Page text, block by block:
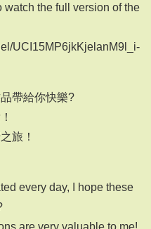
the full version of the
UCI15MP6jkKjelanM9l_i-
帶給你快樂?
旅！
every day, I hope these
are very valuable to me!